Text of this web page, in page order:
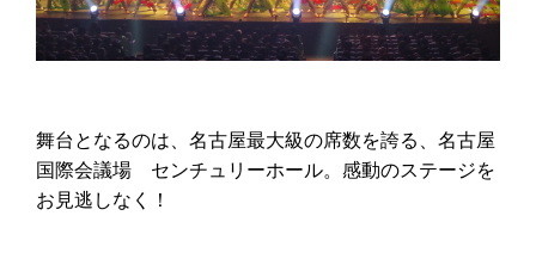
舞台となるのは、名古屋最大級の席数を誇る、名古屋
国際会議場 センチュリーホール。感動のステージを
お見逃しなく！